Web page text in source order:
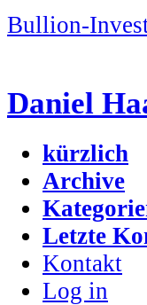
Bullion-
Daniel
kürzlich
Archive
Letzte
Kontakt
Log in